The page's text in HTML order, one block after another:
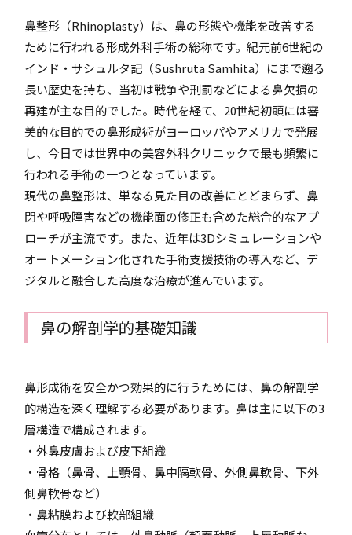
鼻整形（Rhinoplasty）は、鼻の形態や機能を改善する
ために行われる形成外科手術の総称です。紀元前6世紀の
インド・サシュルタ記（Sushruta Samhita）にまで遡る
長い歴史を持ち、当初は戦争や刑罰などによる鼻欠損の
再建が主な目的でした。時代を経て、20世紀初頭には審
美的な目的での鼻形成術がヨーロッパやアメリカで発展
し、今日では世界中の美容外科クリニックで最も頻繁に
行われる手術の一つとなっています。
現代の鼻整形は、単なる見た目の改善にとどまらず、鼻
閉や呼吸障害などの機能面の修正も含めた総合的なアプ
ローチが主流です。また、近年は3Dシミュレーションや
オートメーション化された手術支援技術の導入など、デ
ジタルと融合した高度な治療が進んでいます。
鼻の解剖学的基礎知識
鼻形成術を安全かつ効果的に行うためには、鼻の解剖学
的構造を深く理解する必要があります。鼻は主に以下の3
層構造で構成されます。
・外鼻皮膚および皮下組織
・骨格（鼻骨、上顎骨、鼻中隔軟骨、外側鼻軟骨、下外
側鼻軟骨など）
・鼻粘膜および軟部組織